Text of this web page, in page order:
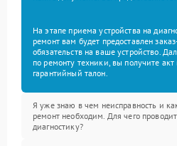
На этапе приема устройства на
ремонт вам будет предоставлен
обязательств на ваше устройство.
по ремонту техники, вы получите
гарантийный талон.
Я уже знаю в чем неисправность и
ремонт необходим. Для чего
диагностику?